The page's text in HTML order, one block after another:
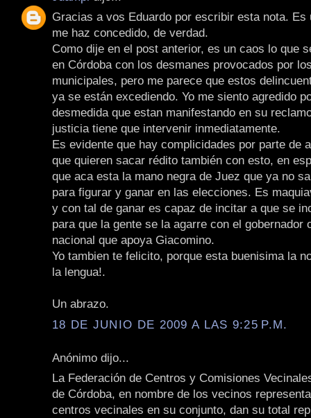
Gracias a vos Eduardo por escribir esta nota. Es
me haz concedido, de verdad.
Como dije en el post anterior, es un caos lo que
en Córdoba con los desmanes provocados por
municipales, pero me parece que estos
ya se están excediendo. Yo me siento agredido
desmedida que estan manifestando en su
justicia tiene que intervenir inmediatamente.
Es evidente que hay complicidades por parte de
que quieren sacar rédito también con esto, en
que aca esta la mano negra de Juez que ya no
para figurar y ganar en las elecciones. Es
y con tal de ganar es capaz de incitar a que se
para que la gente se la agarre con el gobernador
nacional que apoya Giacomino.
Yo tambien te felicito, porque esta buenisima la
la lengua!.
Un abrazo.
18 DE JUNIO DE 2009 A LAS 9:25 P.M.
Anónimo dijo...
La Federación de Centros y Comisiones
de Córdoba, en nombre de los vecinos
centros vecinales en su conjunto, dan su total